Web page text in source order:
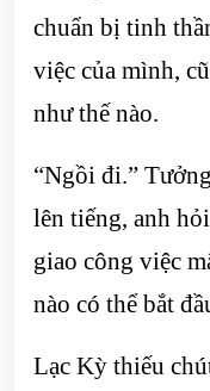
chuẩn bị tinh
việc của mình,
như thế nào.
“Ngồi đi.”
lên tiếng, anh
giao công việc
nào có thể bắt
Lạc Kỳ thiếu